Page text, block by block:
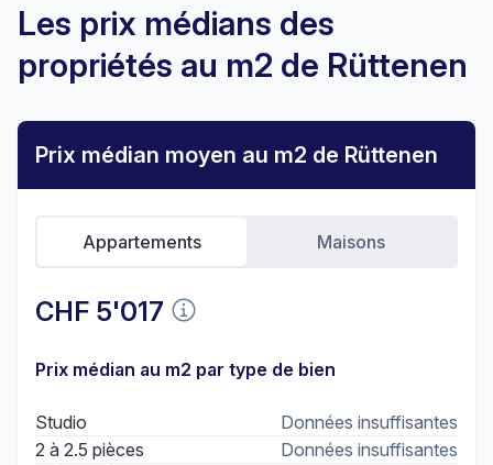
Les prix médians des
propriétés au m2 de Rüttenen
Prix médian moyen au m2 de Rüttenen
CHF 5'017
Appartements Maisons
Prix médian au m2 par type de bien
Studio
Données insuffisantes
2 à 2.5 pièces
Données insuffisantes